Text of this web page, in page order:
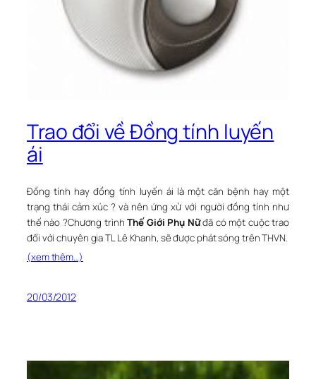
Trao đổi về Đồng tính luyến
ái
Đồng tính hay đồng tính luyến ái là một căn bệnh hay một
trạng thái cảm xúc ? và nên ứng xử với người đồng tính như
thế nào ?Chương trìnhThế Giới Phụ Nữđã có một cuộc trao
đổi với chuyên gia TL Lê Khanh, sẽ được phát sóng trên THVN.
(xem thêm…)
20/03/2012